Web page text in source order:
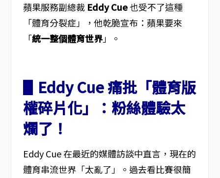
蘋果服務副總裁 Eddy Cue也受不了這種
「體育分裂症」，他乾脆宣布：蘋果要來
「統一整個體育世界」。
▋Eddy Cue 痛批「體育版
權碎片化」：粉絲體驗太
爛了！
Eddy Cue 在最近的媒體訪談中直言，現在的
體育串流世界「太亂了」。過去看比賽很簡